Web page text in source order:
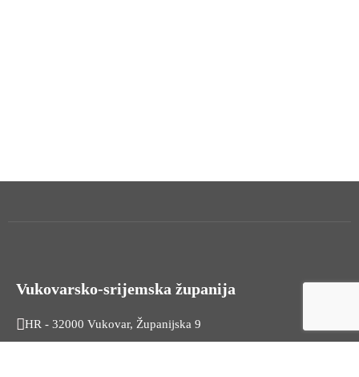
Vukovarsko-srijemska županija
HR - 32000 Vukovar, Županijska 9